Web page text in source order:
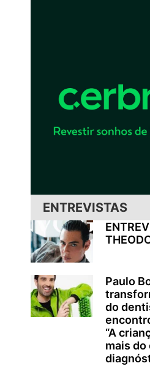
ENTREVISTAS
Paulo
do
“A
mais do